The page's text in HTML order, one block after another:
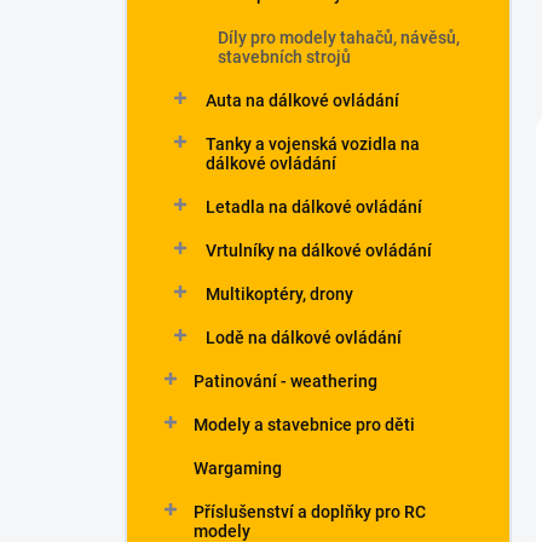
Díly pro modely tahačů, návěsů,
stavebních strojů
Auta na dálkové ovládání
Tanky a vojenská vozidla na
dálkové ovládání
Letadla na dálkové ovládání
Vrtulníky na dálkové ovládání
Multikoptéry, drony
Lodě na dálkové ovládání
Patinování - weathering
Modely a stavebnice pro děti
Wargaming
Příslušenství a doplňky pro RC
modely